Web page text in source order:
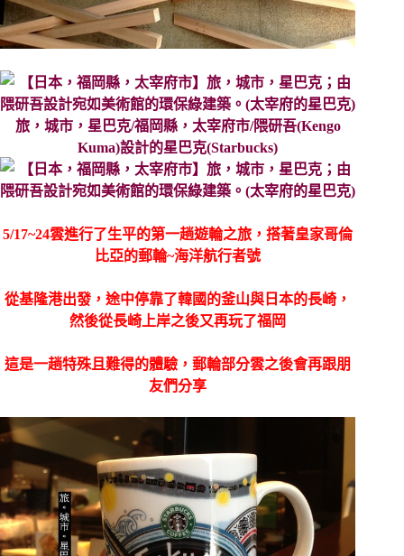
旅，城市，星巴克/福岡縣，太宰府市/隈研吾(Kengo
Kuma)設計的星巴克(Starbucks)
5/17~24雲進行了生平的第一趟遊輪之旅，搭著皇家哥倫
比亞的郵輪~海洋航行者號
從基隆港出發，途中停靠了韓國的釜山與日本的長崎，
然後從長崎上岸之後又再玩了福岡
這是一趟特殊且難得的體驗，郵輪部分雲之後會再跟朋
友們分享